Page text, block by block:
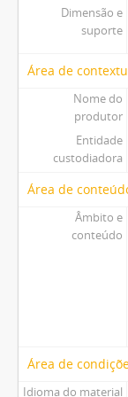
Dimensão e
suporte
Área de
Nome do
produtor
Entidade
custodiadora
Área de
Âmbito e
conteúdo
Área de
Idioma do material